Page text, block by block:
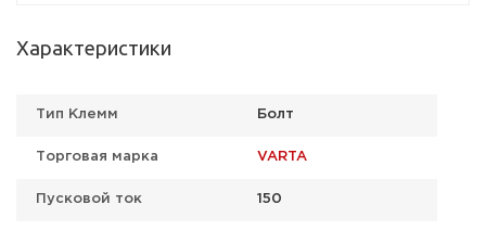
Характеристики
Тип Клемм Болт
Торговая марка VARTA
Пусковой ток 150